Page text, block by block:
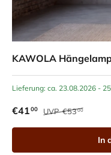
KAWOLA
Lieferung: ca. 23.08.2026 -
€4100 UVP€5300
In